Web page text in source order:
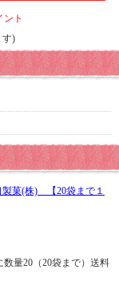
ント
す)
菓(株) 【20袋まで１
数量20（20袋まで）送料